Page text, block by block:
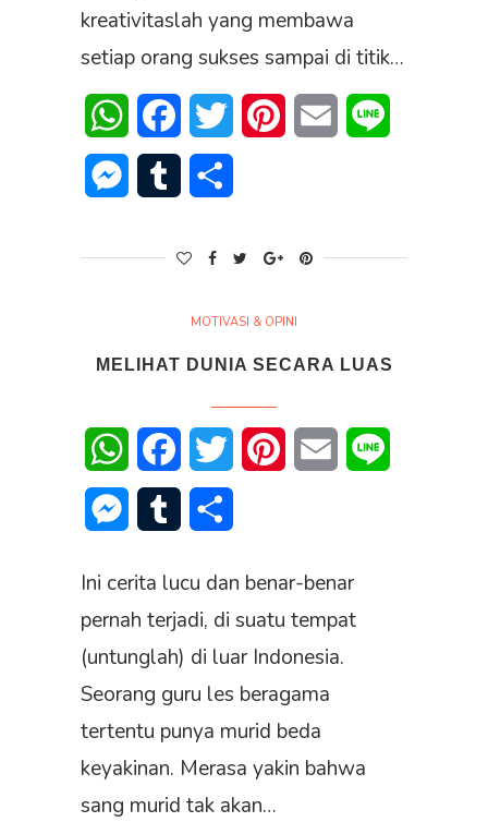
kreativitaslah yang membawa
setiap orang sukses sampai di titik…
WhatsAppFacebookTwitter PinterestEmail
Messenger
Tumblr
MOTIVASI & OPINI
MELIHAT DUNIA SECARA LUAS
WhatsAppFacebookTwitter PinterestEmail
Messenger
Tumblr
Ini cerita lucu dan benar-benar
pernah terjadi, di suatu tempat
(untunglah) di luar Indonesia.
Seorang guru les beragama
tertentu punya murid beda
keyakinan. Merasa yakin bahwa
sang murid tak akan…